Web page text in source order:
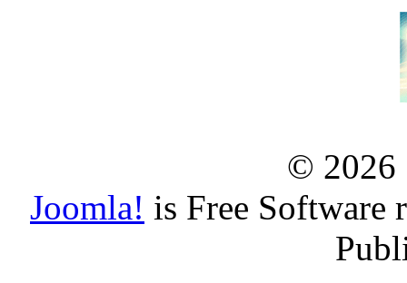
© 2026
Joomla! is Free Software